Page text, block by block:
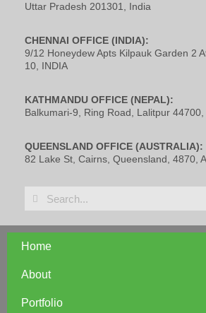
Uttar Pradesh 201301, India
CHENNAI OFFICE (INDIA):
9/12 Honeydew Apts Kilpauk Garden 2
10, INDIA
KATHMANDU OFFICE (NEPAL):
Balkumari-9, Ring Road, Lalitpur
QUEENSLAND OFFICE (AUSTRALIA):
82 Lake St, Cairns, Queensland, 4870,
Home
About
Portfolio